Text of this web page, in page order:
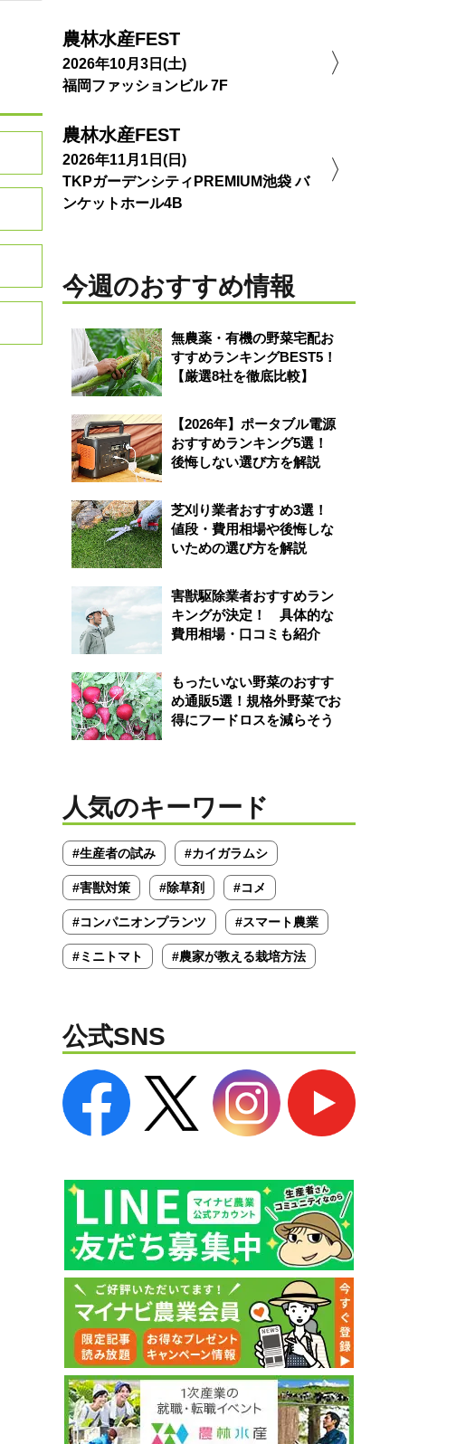
農林水産FEST
2026年10月3日(土)
福岡ファッションビル 7F
農林水産FEST
2026年11月1日(日)
TKPガーデンシティPREMIUM池袋 バ
ンケットホール4B
今週のおすすめ情報
無農薬・有機の野菜宅配お
すすめランキングBEST5！
【厳選8社を徹底比較】
【2026年】ポータブル電源
おすすめランキング5選！
後悔しない選び方を解説
芝刈り業者おすすめ3選！
値段・費用相場や後悔しな
いための選び方を解説
害獣駆除業者おすすめラン
キングが決定！ 具体的な
費用相場・口コミも紹介
もったいない野菜のおすす
め通販5選！規格外野菜でお
得にフードロスを減らそう
人気のキーワード
#生産者の試み #カイガラムシ
#害獣対策 #除草剤 #コメ
#コンパニオンプランツ #スマート農業
#ミニトマト #農家が教える栽培方法
公式SNS